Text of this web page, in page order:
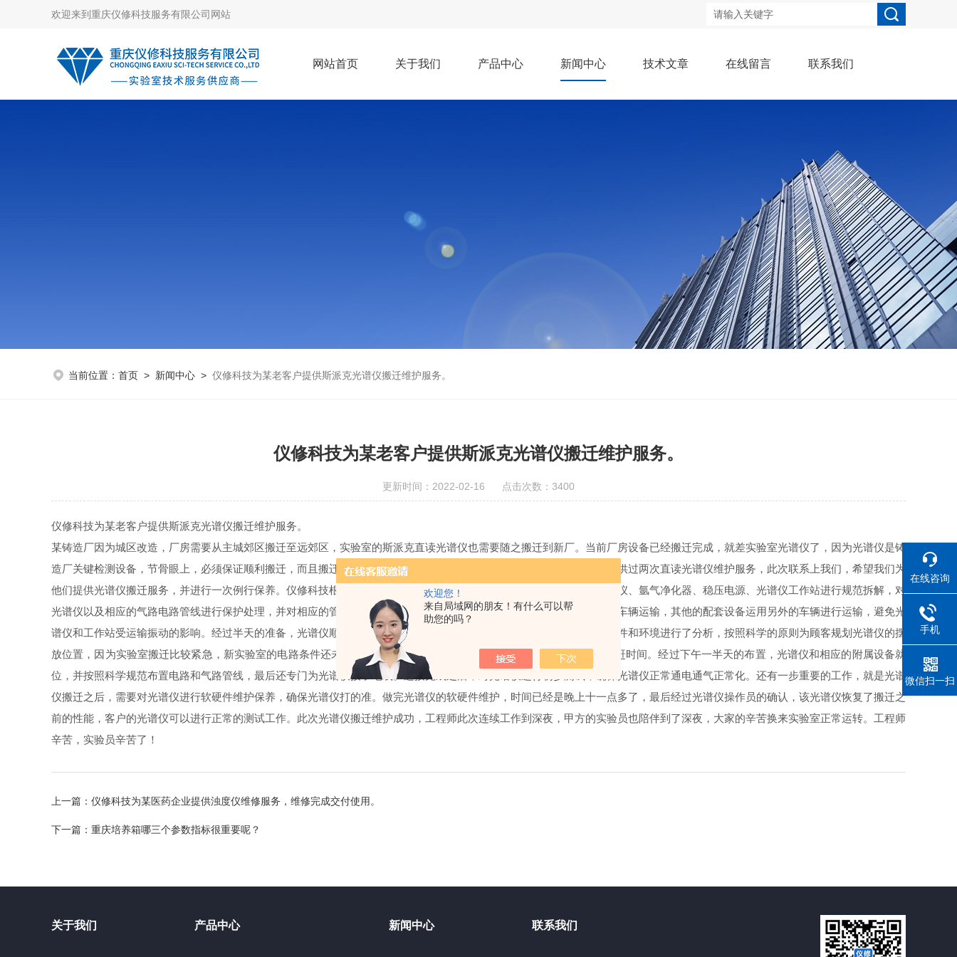
欢迎您！
来自局域网的朋友！有什么可以帮
助您的吗？
欢迎来到 重庆仪修科技服务有限公司网站
网站首页 关于我们 产品中心 新闻中心 技术文章 在线留言 联系我们
当前位置： 首页 > 新闻中心 > 仪修科技为某老客户提供斯派克光谱仪搬迁维护服务。
仪修科技为某老客户提供斯派克光谱仪搬迁维护服务。
更新时间：2022-02-16 点击次数：3400
仪修科技为某老客户提供斯派克光谱仪搬迁维护服务。
某铸造厂因为城区改造，厂房需要从主城郊区搬迁至远郊区，实验室的斯派克直读光谱仪也需要随之搬迁到新厂。当前厂房设备已经搬迁完成，就差实验室光谱仪了，因为光谱仪是铸
造厂关键检测设备，节骨眼上，必须保证顺利搬迁，而且搬迁过去就要能够投入到正常检测使用。仪修科技前期为他们提供过两次直读光谱仪维护服务，此次联系上我们，希望我们为
他们提供光谱仪搬迁服务，并进行一次例行保养。仪修科技根据客户的要求及时安排车辆和技术人员到现场，首先对光谱仪、氩气净化器、稳压电源、光谱仪工作站进行规范拆解，对
光谱仪以及相应的气路电路管线进行保护处理，并对相应的管线进行归纳收集包装，直读光谱仪和工作站运用配备的专用车辆运输，其他的配套设备运用另外的车辆进行运输，避免光
谱仪和工作站受运输振动的影响。经过半天的准备，光谱仪顺利打包收纳并运输到新工厂实验室，技术人员对新实验室条件和环境进行了分析，按照科学的原则为顾客规划光谱仪的摆
放位置，因为实验室搬迁比较紧急，新实验室的电路条件还未*具备，工程师在现场为顾客接线并规范布置线路，为顾客赶时间。经过下午一半天的布置，光谱仪和相应的附属设备就
位，并按照科学规范布置电路和气路管线，最后还专门为光谱仪接了地线。连接完成之后，对光谱仪进行初步测试，确保光谱仪正常通电通气正常化。还有一步重要的工作，就是光谱
仪搬迁之后，需要对光谱仪进行软硬件维护保养，确保光谱仪打的准。做完光谱仪的软硬件维护，时间已经是晚上十一点多了，最后经过光谱仪操作员的确认，该光谱仪恢复了搬迁之
前的性能，客户的光谱仪可以进行正常的测试工作。此次光谱仪搬迁维护成功，工程师此次连续工作到深夜，甲方的实验员也陪伴到了深夜，大家的辛苦换来实验室正常运转。工程师
辛苦，实验员辛苦了！
上一篇： 仪修科技为某医药企业提供浊度仪维修服务，维修完成交付使用。
下一篇： 重庆培养箱哪三个参数指标很重要呢？
关于我们 产品中心 新闻中心 联系我们
在线咨询
手机
微信扫一扫